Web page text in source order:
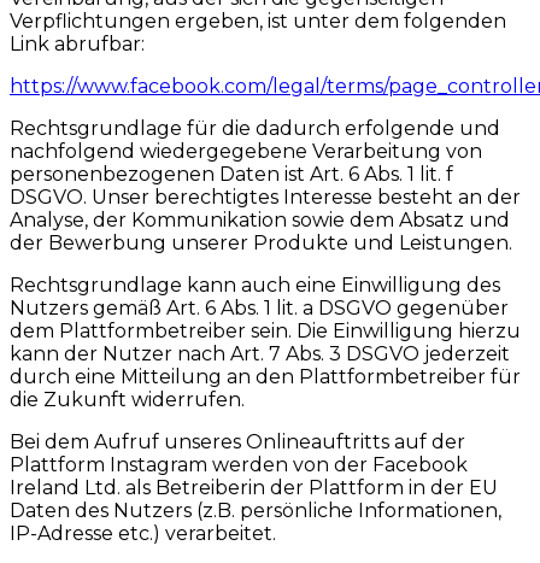
Verpflichtungen ergeben, ist unter dem folgenden
Link abrufbar:
https://www.facebook.com/legal/terms/
Rechtsgrundlage für die dadurch erfolgende und
nachfolgend wiedergegebene Verarbeitung von
personenbezogenen Daten ist Art. 6 Abs. 1 lit. f
DSGVO. Unser berechtigtes Interesse besteht an der
Analyse, der Kommunikation sowie dem Absatz und
der Bewerbung unserer Produkte und Leistungen.
Rechtsgrundlage kann auch eine Einwilligung des
Nutzers gemäß Art. 6 Abs. 1 lit. a DSGVO gegenüber
dem Plattformbetreiber sein. Die Einwilligung hierzu
kann der Nutzer nach Art. 7 Abs. 3 DSGVO jederzeit
durch eine Mitteilung an den Plattformbetreiber für
die Zukunft widerrufen.
Bei dem Aufruf unseres Onlineauftritts auf der
Plattform Instagram werden von der Facebook
Ireland Ltd. als Betreiberin der Plattform in der EU
Daten des Nutzers (z.B. persönliche Informationen,
IP-Adresse etc.) verarbeitet.